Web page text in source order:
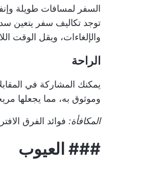
السفر لمسافات طويلة
توجد تكاليف سفر يتعين
والإلغاءات، ويقل الوقت
الراحة
يمكنك المشاركة في
وموثوق به، مما يجعلها
المكافأة: فوائد الفرق
### العيوب